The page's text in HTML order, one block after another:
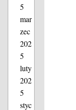
5
mar
zec
202
5
luty
202
5
styc